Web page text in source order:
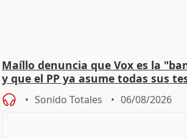
Maíllo denuncia que Vox es la
y que el PP ya asume todas sus
Sonido Totales 06/08/2026